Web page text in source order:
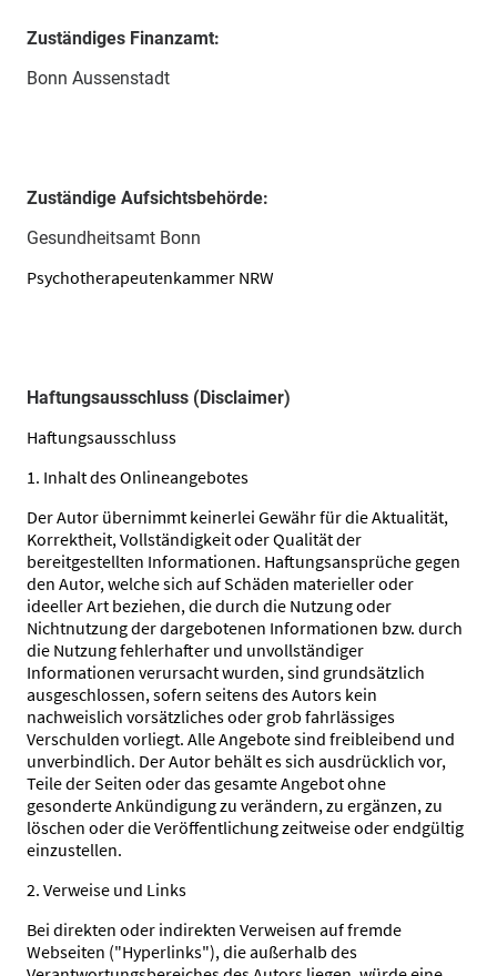
Zuständiges Finanzamt:
Bonn Aussenstadt
Zuständige Aufsichtsbehörde:
Gesundheitsamt Bonn
Psychotherapeutenkammer NRW
Haftungsausschluss (Disclaimer)
Haftungsausschluss
1. Inhalt des Onlineangebotes
Der Autor übernimmt keinerlei Gewähr für die Aktualität,
Korrektheit, Vollständigkeit oder Qualität der
bereitgestellten Informationen. Haftungsansprüche gegen
den Autor, welche sich auf Schäden materieller oder
ideeller Art beziehen, die durch die Nutzung oder
Nichtnutzung der dargebotenen Informationen bzw. durch
die Nutzung fehlerhafter und unvollständiger
Informationen verursacht wurden, sind grundsätzlich
ausgeschlossen, sofern seitens des Autors kein
nachweislich vorsätzliches oder grob fahrlässiges
Verschulden vorliegt. Alle Angebote sind freibleibend und
unverbindlich. Der Autor behält es sich ausdrücklich vor,
Teile der Seiten oder das gesamte Angebot ohne
gesonderte Ankündigung zu verändern, zu ergänzen, zu
löschen oder die Veröffentlichung zeitweise oder endgültig
einzustellen.
2. Verweise und Links
Bei direkten oder indirekten Verweisen auf fremde
Webseiten ("Hyperlinks"), die außerhalb des